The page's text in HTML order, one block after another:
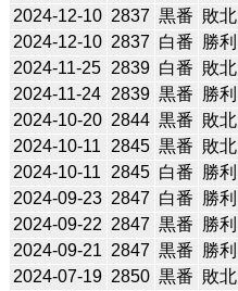
2024-12-10 2837 黒番 敗北
2024-12-10 2837 白番 勝利
2024-11-25 2839 白番 敗北
2024-11-24 2839 黒番 勝利
2024-10-20 2844 黒番 敗北
2024-10-11
2845 黒番 敗北
2024-10-11
2845 白番 勝利
2024-09-23 2847 白番 勝利
2024-09-22 2847 黒番 勝利
2024-09-21 2847 黒番 勝利
2024-07-19 2850 黒番 敗北